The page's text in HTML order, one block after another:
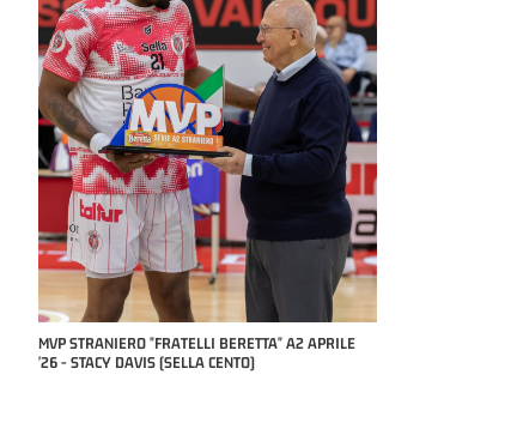
MVP STRANIERO "FRATELLI BERETTA" A2 APRILE
'26 - STACY DAVIS (SELLA CENTO)